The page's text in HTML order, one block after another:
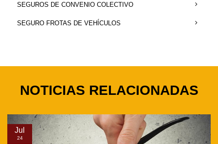
SEGUROS DE CONVENIO COLECTIVO
SEGURO FROTAS DE VEHÍCULOS
NOTICIAS RELACIONADAS
Jul
24